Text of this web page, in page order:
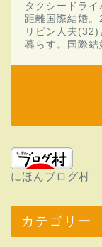
タクシードラ
距離国際結婚
リピン人夫
暮らす。国際結
にほんブログ村
カテゴリー